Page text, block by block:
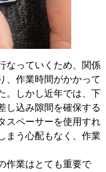
なっていくため、関係
、作業時間がかかって
。しかし近年では、下
し込み隙間を確保する
スペーサーを使用すれ
まう心配もなく、作業
作業はとても重要で